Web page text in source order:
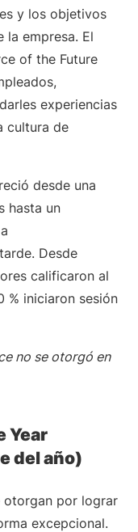
y los objetivos
la empresa. El
of the Future
experiencias
cultura de
desde una
hasta un
Desde
calificaron al
% iniciaron sesión
no se otorgó en
Year
del año)
otorgan por lograr
excepcional.